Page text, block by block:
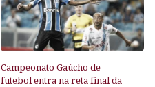
Campeonato Gaúcho de
futebol entra na reta final da